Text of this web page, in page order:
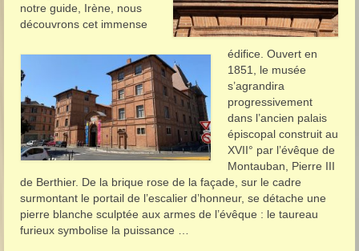
notre guide, Irène, nous
découvrons cet immense
édifice. Ouvert en
1851, le musée
s’agrandira
progressivement
dans l’ancien palais
épiscopal construit au
XVII° par l’évêque de
Montauban, Pierre III
de Berthier. De la brique rose de la façade, sur le cadre
surmontant le portail de l’escalier d’honneur, se détache une
pierre blanche sculptée aux armes de l’évêque : le taureau
furieux symbolise la puissance …